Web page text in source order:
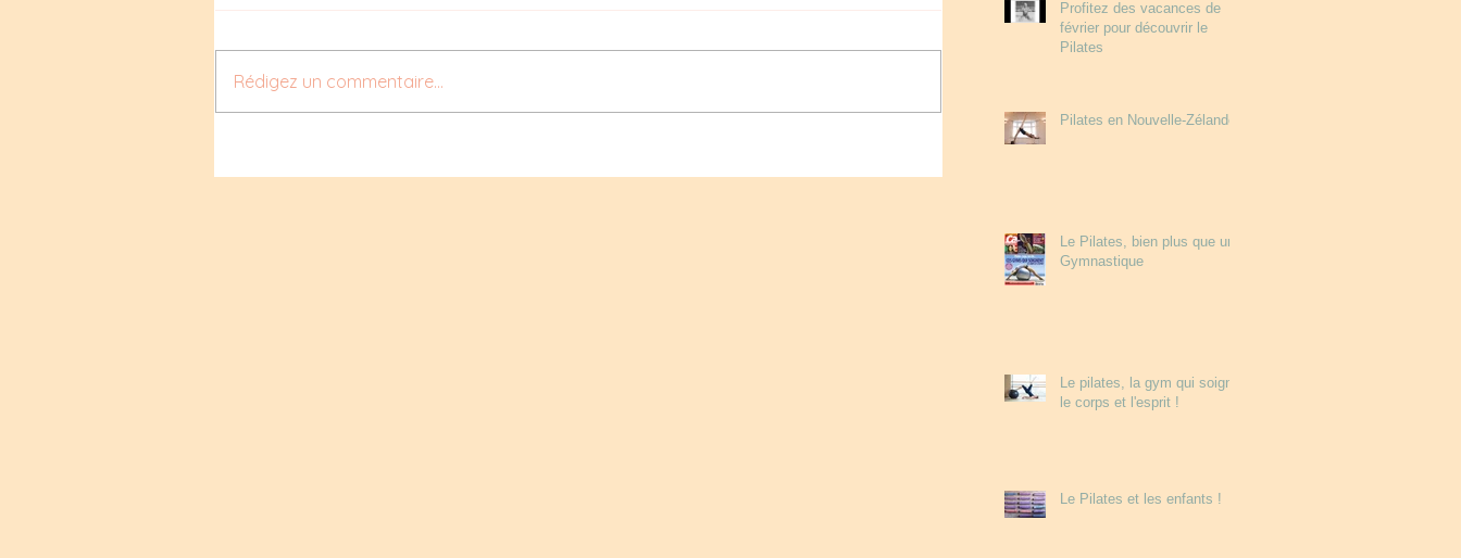
Rédigez un commentaire...
Profitez des vacances de
février pour découvrir le
Pilates
Pilates en Nouvelle-Zélande
Le Pilates, bien plus que une
Gymnastique
Le pilates, la gym qui soigne
le corps et l'esprit !
Le Pilates et les enfants !